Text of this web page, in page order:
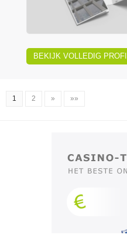
BEKIJK VOLLEDIG
1 2 » »»